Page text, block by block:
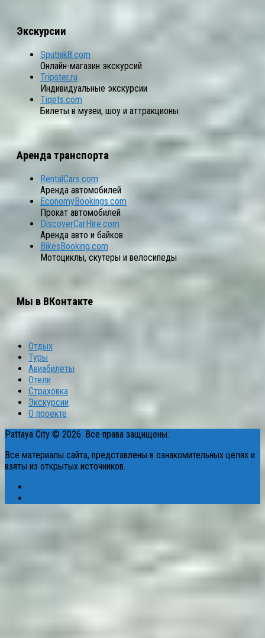
Экскурсии
Sputnik8.com
Онлайн-магазин экскурсий
Tripster.ru
Индивидуальные экскурсии
Tiqets.com
Билеты в музеи, шоу и аттракционы
Аренда транспорта
RentalCars.com
Аренда автомобилей
EconomyBookings.com
Прокат автомобилей
DiscoverCarHire.com
Аренда авто и байков
BikesBooking.com
Мотоциклы, скутеры и велосипеды
Мы в ВКонтакте
Отдых
Туры
Авиабилеты
Отели
Страховка
Экскурсии
О проекте
Pattaya City © 2026. Все права защищены.
Все материалы сайта, представлены в ознакомительных целях и
взяты из открытых источников.